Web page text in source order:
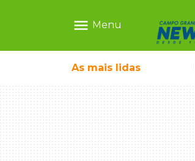
menu Menu
As mais lidas